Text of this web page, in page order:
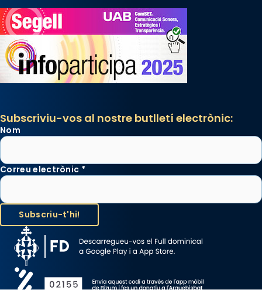
Subscriviu-vos al nostre butlletí electrònic:
Nom
Correu electrònic *